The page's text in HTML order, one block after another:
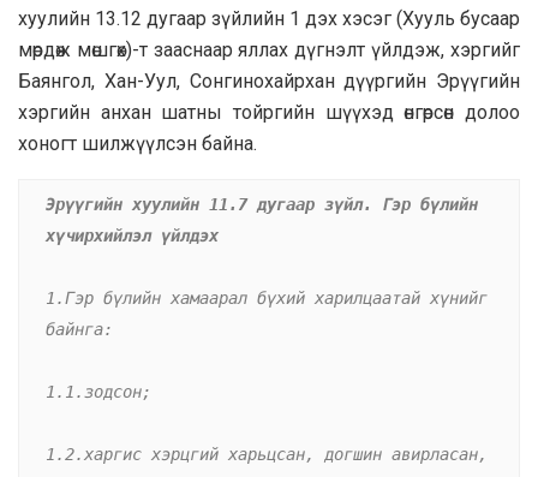
хуулийн 13.12 дугаар зүйлийн 1 дэх хэсэг (Хууль бусаар
мөрдөж мөшгөх)-т зааснаар яллах дүгнэлт үйлдэж, хэргийг
Баянгол, Хан-Уул, Сонгинохайрхан дүүргийн Эрүүгийн
хэргийн анхан шатны тойргийн шүүхэд өнгөрсөн долоо
хоногт шилжүүлсэн байна.
Эрүүгийн хуулийн 11.7 дугаар зүйл. Гэр бүлийн
хүчирхийлэл үйлдэх
1.Гэр бүлийн хамаарал бүхий харилцаатай хүнийг
байнга:
1.1.зодсон;
1.2.харгис хэрцгий харьцсан, догшин авирласан,